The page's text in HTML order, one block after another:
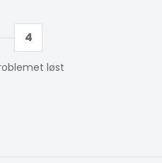
4
løst